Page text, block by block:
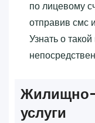
по лицевому
отправив смс
Узнать о
услуги